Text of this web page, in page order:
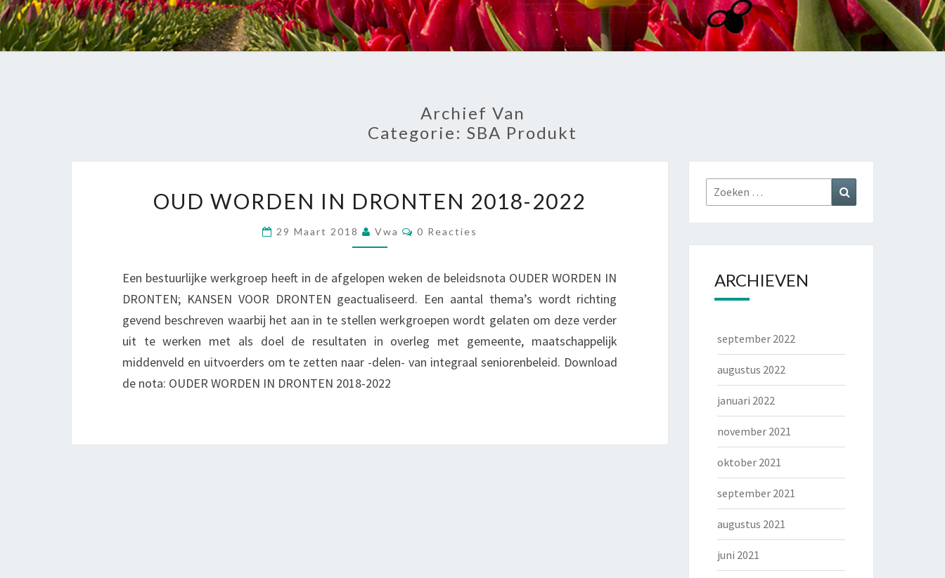
Archief Van
Categorie: SBA Produkt
WORDEN
IN
DRONTEN
OUD WORDEN IN DRONTEN 2018-2022
29 Maart 2018 Vwa Reacties
0 Reacties
Een bestuurlijke werkgroep heeft in de afgelopen weken de beleidsnota OUDER WORDEN IN
DRONTEN; KANSEN VOOR DRONTEN geactualiseerd. Een aantal thema’s wordt richting
gevend beschreven waarbij het aan in te stellen werkgroepen wordt gelaten om deze verder
uit te werken met als doel de resultaten in overleg met gemeente, maatschappelijk
middenveld en uitvoerders om te zetten naar -delen- van integraal seniorenbeleid. Download
de nota: OUDER WORDEN IN DRONTEN 2018-2022
Zoeken
naar:
ARCHIEVEN
september 2022
augustus 2022
januari 2022
november 2021
oktober 2021
september 2021
augustus 2021
juni 2021